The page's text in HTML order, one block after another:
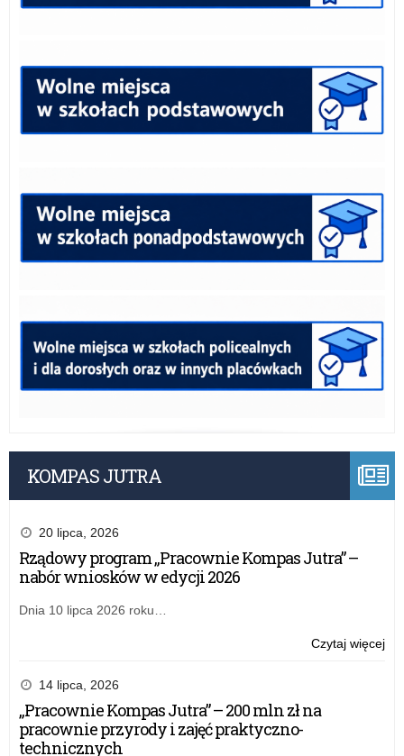
KOMPAS JUTRA
20 lipca, 2026
Rządowy program „Pracownie Kompas Jutra” –
nabór wniosków w edycji 2026
Dnia 10 lipca 2026 roku…
Czytaj więcejo:
14 lipca, 2026
„Pracownie Kompas Jutra” – 200 mln zł na
pracownie przyrody i zajęć praktyczno-
technicznych